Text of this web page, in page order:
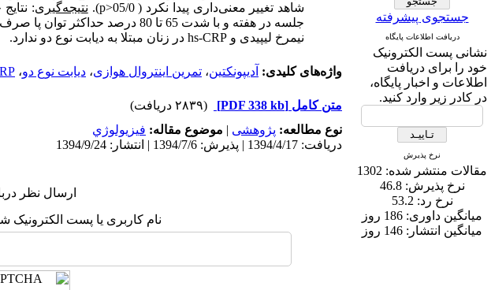
جستجوی پیشرفته
دریافت اطلاعات پایگاه
نشانی پست الکترونیک
خود را برای دریافت
اطلاعات و اخبار پایگاه،
در کادر زیر وارد کنید.
نرخ پذیرش
مقالات منتشر شده: 1302
نرخ پذیرش:46.8
نرخ رد: 53.2
میانگین داوری: 186 روز
میانگین انتشار: 146 روز
شاهد تغییر معنی‌داری پیدا نکرد ( 05/0<
p
). نتیجه‌گیری:
جلسه در هفته و با شدت 65 تا 80
نیمرخ لیپیدی و hs-CRP در زنان مبتلا به دیابت نوع دو ندارد.
واژه‌های کلیدی: آدیپونکتین، تمرین اینتروال هوازی، دیابت نوع دو،
متن کامل [PDF 338 kb]
(۲۸۳۹ دریافت)
نوع مطالعه: پژوهشی | موضوع مقاله: فيزيولوژي
دریافت: 1394/4/17 | پذیرش: 1394/7/6 | انتشار: 1394/9/24
ارسال نظر
نام کاربری یا پست الکترونیک